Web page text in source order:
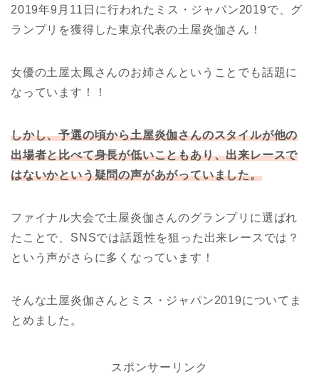
2019年9月11日に行われたミス・ジャパン2019で、グ
ランプリを獲得した東京代表の土屋炎伽さん！
女優の土屋太鳳さんのお姉さんということでも話題に
なっています！！
しかし、予選の頃から土屋炎伽さんのスタイルが他の
出場者と比べて身長が低いこともあり、出来レースで
はないかという疑問の声があがっていました。
ファイナル大会で土屋炎伽さんのグランプリに選ばれ
たことで、SNSでは話題性を狙った出来レースでは？
という声がさらに多くなっています！
そんな土屋炎伽さんとミス・ジャパン2019についてま
とめました。
スポンサーリンク